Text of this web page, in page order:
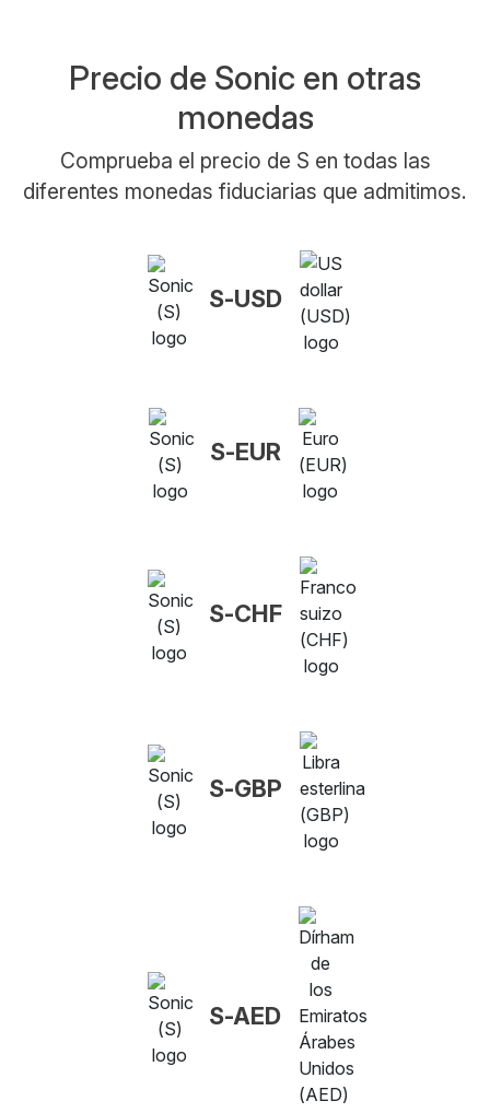
Precio de Sonic en otras
monedas
Comprueba el precio de S en todas las
diferentes monedas fiduciarias que admitimos.
S-USD
S-EUR
S-CHF
S-GBP
S-AED